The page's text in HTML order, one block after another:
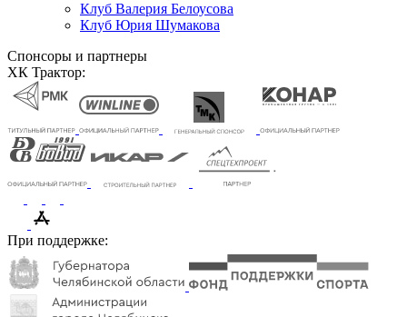
Клуб Валерия Белоусова
Клуб Юрия Шумакова
Спонсоры и партнеры
ХК Трактор:
При поддержке: